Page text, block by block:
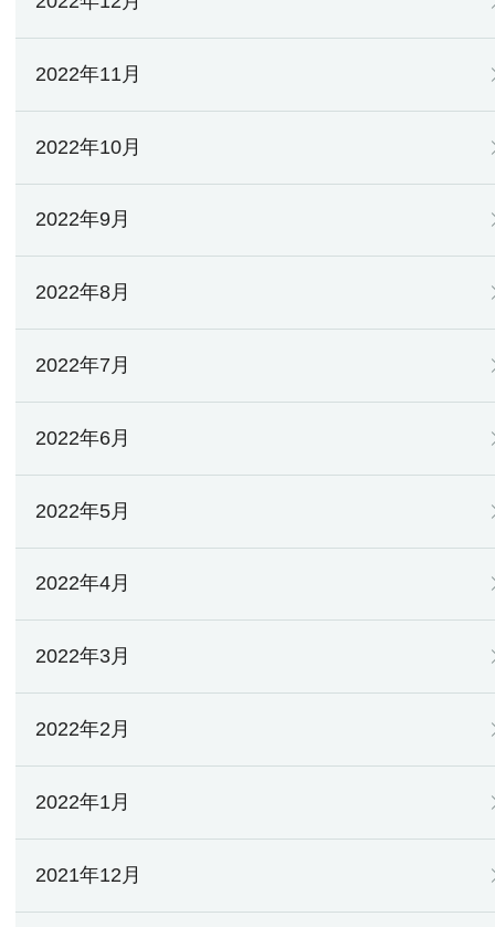
2022年11月
2022年10月
2022年9月
2022年8月
2022年7月
2022年6月
2022年5月
2022年4月
2022年3月
2022年2月
2022年1月
2021年12月